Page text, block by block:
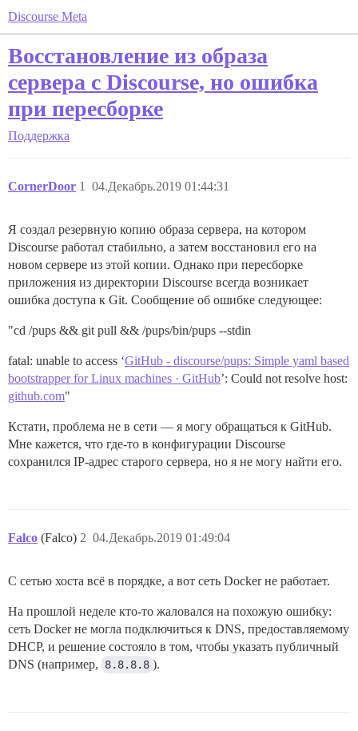
Discourse Meta
Восстановление из образа
сервера с Discourse, но ошибка
при пересборке
Поддержка
CornerDoor 04.Декабрь.2019 01:44:31
1
Я создал резервную копию образа сервера, на котором
Discourse работал стабильно, а затем восстановил его на
новом сервере из этой копии. Однако при пересборке
приложения из директории Discourse всегда возникает
ошибка доступа к Git. Сообщение об ошибке следующее:
"cd /pups && git pull && /pups/bin/pups --stdin
fatal: unable to access ‘GitHub - discourse/pups: Simple yaml based
bootstrapper for Linux machines · GitHub’: Could not resolve host:
github.com"
Кстати, проблема не в сети — я могу обращаться к GitHub.
Мне кажется, что где-то в конфигурации Discourse
сохранился IP-адрес старого сервера, но я не могу найти его.
Falco (Falco) 04.Декабрь.2019 01:49:04
2
С сетью хоста всё в порядке, а вот сеть Docker не работает.
На прошлой неделе кто-то жаловался на похожую ошибку:
сеть Docker не могла подключиться к DNS, предоставляемому
DHCP, и решение состояло в том, чтобы указать публичный
DNS (например, 8.8.8.8 ).